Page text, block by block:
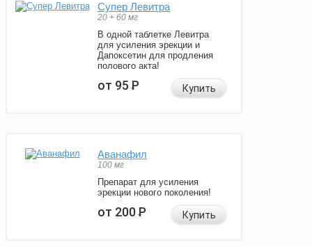
Супер Левитра
20 + 60 мг
В одной таблетке Левитра
для усиления эрекции и
Дапоксетин для продления
полового акта!
от 95Р Купить
Аванафил
100 мг
Препарат для усиления
эрекции нового поколения!
от 200Р Купить